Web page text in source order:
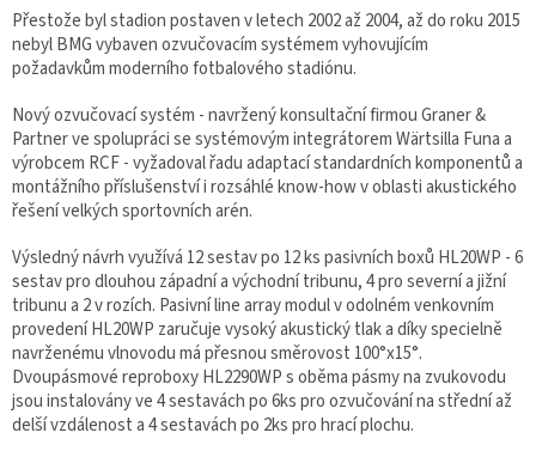
Přestože byl stadion postaven v letech 2002 až 2004, až do roku 2015
nebyl BMG vybaven ozvučovacím systémem vyhovujícím
požadavkům moderního fotbalového stadiónu.
Nový ozvučovací systém - navržený konsultační firmou Graner &
Partner ve spolupráci se systémovým integrátorem Wärtsilla Funa a
výrobcem RCF - vyžadoval řadu adaptací standardních komponentů a
montážního příslušenství i rozsáhlé know-how v oblasti akustického
řešení velkých sportovních arén.
Výsledný návrh využívá 12 sestav po 12 ks pasivních boxů HL20WP - 6
sestav pro dlouhou západní a východní tribunu, 4 pro severní a jižní
tribunu a 2 v rozích. Pasivní line array modul v odolném venkovním
provedení HL20WP zaručuje vysoký akustický tlak a díky specielně
navrženému vlnovodu má přesnou směrovost 100°x15°.
Dvoupásmové reproboxy HL2290WP s oběma pásmy na zvukovodu
jsou instalovány ve 4 sestavách po 6ks pro ozvučování na střední až
delší vzdálenost a 4 sestavách po 2ks pro hrací plochu.